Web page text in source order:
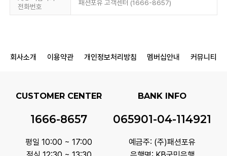
전화번호
패션포유 고객센터 (1666-8657)
회사소개 이용약관 개인정보처리방침 멤버십안내 커뮤니티
CUSTOMER CENTER
1666-8657
평일 10:00 ~ 17:00
BANK INFO
065901-04-114921
예금주: (주)패션포유